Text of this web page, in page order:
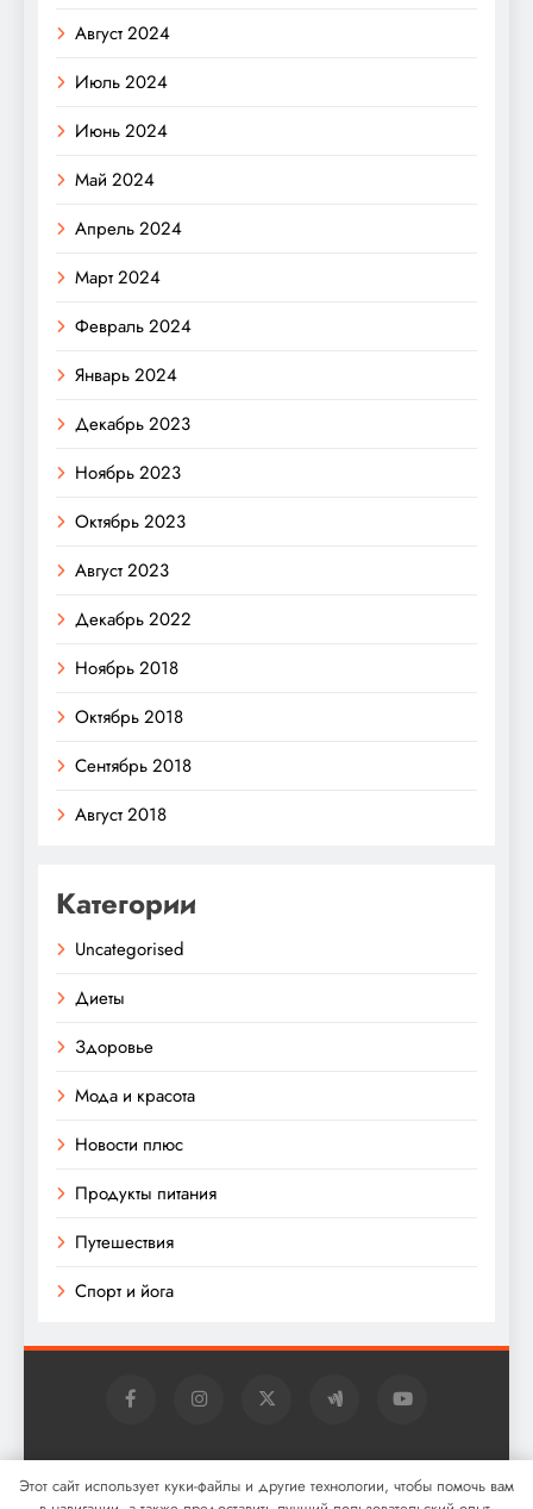
Август 2024
Июль 2024
Июнь 2024
Май 2024
Апрель 2024
Март 2024
Февраль 2024
Январь 2024
Декабрь 2023
Ноябрь 2023
Октябрь 2023
Август 2023
Декабрь 2022
Ноябрь 2018
Октябрь 2018
Сентябрь 2018
Август 2018
Категории
Uncategorised
Диеты
Здоровье
Мода и красота
Новости плюс
Продукты питания
Путешествия
Спорт и йога
Digital Newspaper - многофункциональная тема
WordPress для новостей 2026. Powered By
BlazeThemes
Этот сайт использует куки-файлы и другие технологии, чтобы помочь вам